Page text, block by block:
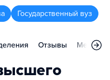
Государственный вуз
Отзывы